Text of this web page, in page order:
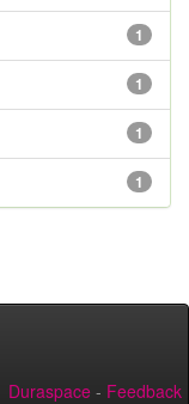
1
1
1
1
Duraspace - Feedback